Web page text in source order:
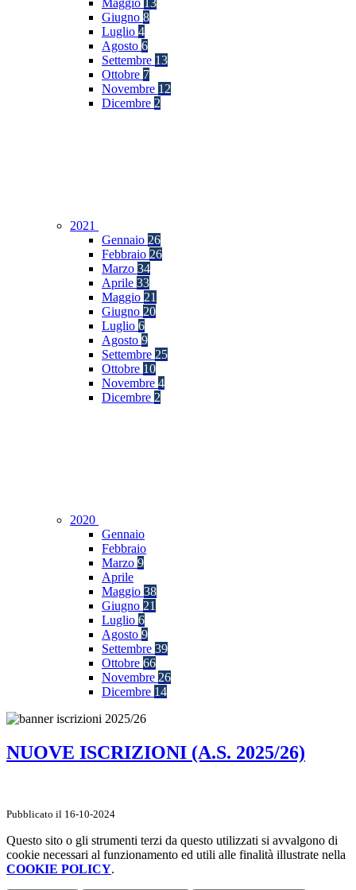
Maggio 13
Giugno 8
Luglio 4
Agosto 6
Settembre 13
Ottobre 7
Novembre 12
Dicembre 2
2021
Gennaio 26
Febbraio 26
Marzo 34
Aprile 33
Maggio 21
Giugno 20
Luglio 6
Agosto 9
Settembre 25
Ottobre 10
Novembre 4
Dicembre 2
2020
Gennaio
Febbraio
Marzo 9
Aprile
Maggio 38
Giugno 21
Luglio 6
Agosto 9
Settembre 39
Ottobre 66
Novembre 26
Dicembre 14
NUOVE ISCRIZIONI (A.S. 2025/26)
Pubblicato il 16-10-2024
Questo sito o gli strumenti terzi da questo utilizzati si avvalgono di
cookie necessari al funzionamento ed utili alle finalità illustrate nella
COOKIE POLICY.